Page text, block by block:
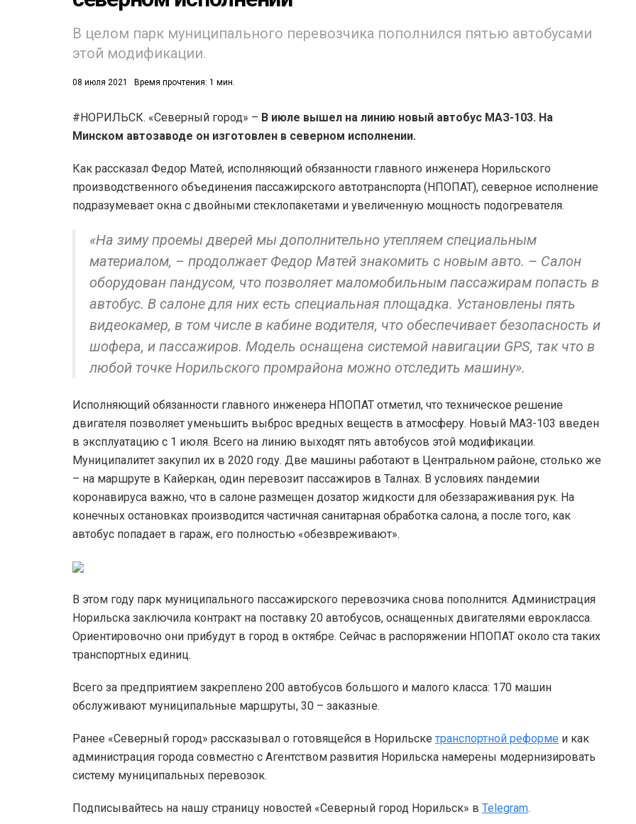
В целом парк муниципального перевозчика пополнился пятью автобусами
этой модификации.
08 июля 2021 Время прочтения: 1 мин.
#НОРИЛЬСК. «Северный город» – В июле вышел на линию новый автобус МАЗ-103. На
Минском автозаводе он изготовлен в северном исполнении.
Как рассказал Федор Матей, исполняющий обязанности главного инженера Норильского
производственного объединения пассажирского автотранспорта (НПОПАТ), северное исполнение
подразумевает окна с двойными стеклопакетами и увеличенную мощность подогревателя.
«На зиму проемы дверей мы дополнительно утепляем специальным
материалом, – продолжает Федор Матей знакомить с новым авто. – Салон
оборудован пандусом, что позволяет маломобильным пассажирам попасть в
автобус. В салоне для них есть специальная площадка. Установлены пять
видеокамер, в том числе в кабине водителя, что обеспечивает безопасность и
шофера, и пассажиров. Модель оснащена системой навигации GPS, так что в
любой точке Норильского промрайона можно отследить машину».
Исполняющий обязанности главного инженера НПОПАТ отметил, что техническое решение
двигателя позволяет уменьшить выброс вредных веществ в атмосферу. Новый МАЗ-103 введен
в эксплуатацию с 1 июля. Всего на линию выходят пять автобусов этой модификации.
Муниципалитет закупил их в 2020 году. Две машины работают в Центральном районе, столько же
– на маршруте в Кайеркан, один перевозит пассажиров в Талнах. В условиях пандемии
коронавируса важно, что в салоне размещен дозатор жидкости для обеззараживания рук. На
конечных остановках производится частичная санитарная обработка салона, а после того, как
автобус попадает в гараж, его полностью «обезвреживают».
В этом году парк муниципального пассажирского перевозчика снова пополнится. Администрация
Норильска заключила контракт на поставку 20 автобусов, оснащенных двигателями еврокласса.
Ориентировочно они прибудут в город в октябре. Сейчас в распоряжении НПОПАТ около ста таких
транспортных единиц.
Всего за предприятием закреплено 200 автобусов большого и малого класса: 170 машин
обслуживают муниципальные маршруты, 30 – заказные.
Ранее «Северный город» рассказывал о готовящейся в Норильске транспортной реформе и как
администрация города совместно с Агентством развития Норильска намерены модернизировать
систему муниципальных перевозок.
Подписывайтесь на нашу страницу новостей «Северный город Норильск» в Telegram.